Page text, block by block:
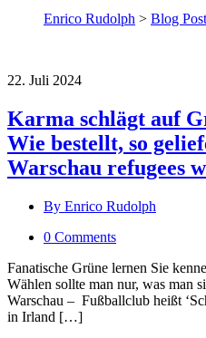
Enrico Rudolph > Blog
22. Juli 2024
Karma schlägt auf
Wie bestellt, so
Warschau refugees
By Enrico Rudolph
0 Comments
Fanatische Grüne lernen Sie
Wählen sollte man nur, was man
Warschau – Fußballclub heißt
in Irland […]